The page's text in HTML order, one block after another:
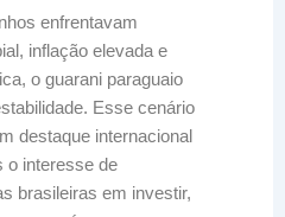
enfrentavam
inflação elevada e
o guarani paraguaio
Esse cenário
destaque internacional
o interesse de
brasileiras em investir,